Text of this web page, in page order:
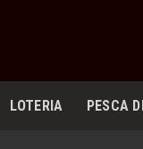
LOTERIA PESCA